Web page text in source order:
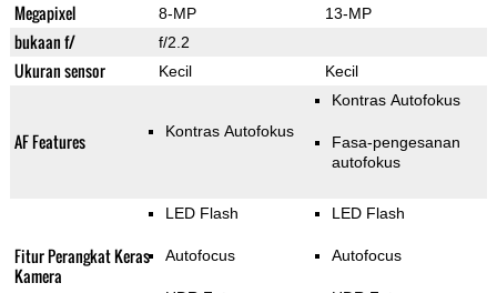
Megapixel 8-MP 13-MP
bukaan f/ f/2.2
Ukuran sensor Kecil Kecil
AF Features Kontras Autofokus
Kontras Autofokus
Fasa-pengesanan
autofokus
Fitur Perangkat Keras
Kamera
LED Flash
Autofocus
LED Flash
Autofocus